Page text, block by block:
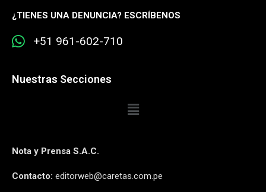
¿TIENES UNA DENUNCIA? ESCRÍBENOS
+51 961-602-710
Nuestras Secciones
Nota y Prensa S.A.C.
Contacto: editorweb@caretas.com.pe